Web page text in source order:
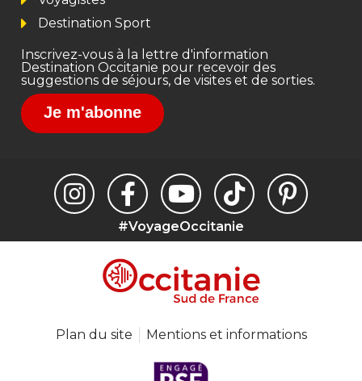
Destination Sport
Inscrivez-vous à la lettre d'information
Destination Occitanie pour recevoir des
suggestions de séjours, de visites et de sorties.
Je m'abonne
#VoyageOccitanie
Plan du site Mentions et informations